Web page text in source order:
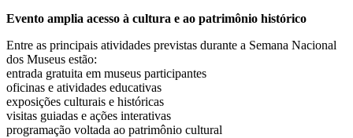
Evento amplia acesso à cultura e ao patrimônio histórico
Entre as principais atividades previstas durante a Semana Nacional
dos Museus estão:
entrada gratuita em museus participantes
oficinas e atividades educativas
exposições culturais e históricas
visitas guiadas e ações interativas
programação voltada ao patrimônio cultural